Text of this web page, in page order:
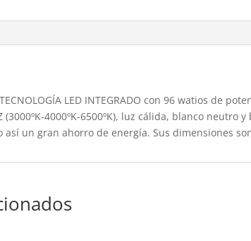
LED INTEGRADO con 96 watios de
(3000ºK-4000ºK-6500ºK), luz cálida, blanco neutro
así un gran ahorro de energía. Sus dimensiones